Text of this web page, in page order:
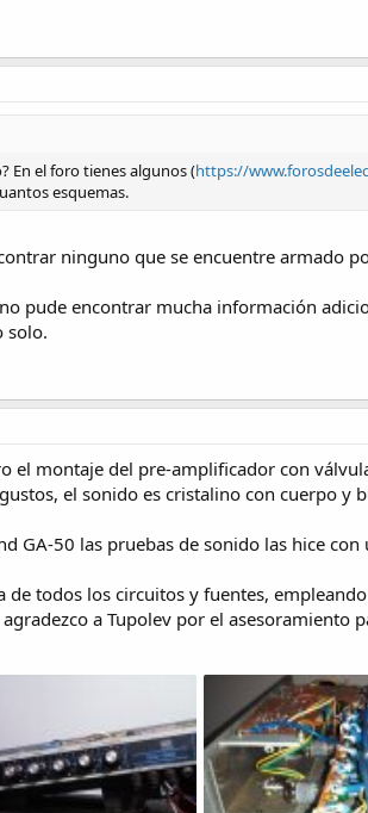
En el foro tienes algunos (https://
esquemas.
ninguno que se encuentre armado
pude encontrar mucha información
solo.
montaje del pre-amplificador con
el sonido es cristalino con cuerpo y
GA-50 las pruebas de sonido las hice
todos los circuitos y fuentes,
a Tupolev por el asesoramiento